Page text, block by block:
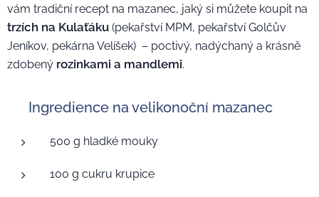
vám tradiční recept na mazanec, jaký si můžete koupit na
trzích na Kulaťáku (pekařství MPM, pekařství Golčův
Jeníkov, pekárna Velíšek) – poctivý, nadýchaný a krásně
zdobený rozinkami a mandlemi.
🥣 Ingredience na velikonoční mazanec
500 g hladké mouky
100 g cukru krupice